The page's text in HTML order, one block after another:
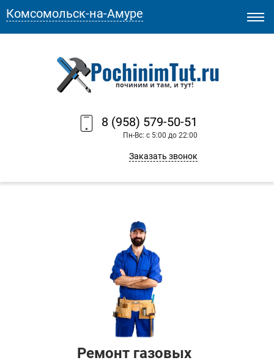
8 (958) 579-50-51
Пн-Вс: с 5:00 до 22:00
Заказать звонок
Комсомольск-на-Амуре
Ремонт газовых